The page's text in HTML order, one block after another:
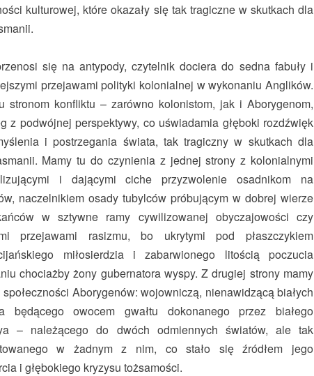
kulturowej, które okazały się tak tragiczne w skutkach dla
się na antypody, czytelnik dociera do sedna fabuły i
przejawami polityki kolonialnej w wykonaniu Anglików.
stronom konfliktu – zarówno kolonistom, jak i Aborygenom,
z podwójnej perspektywy, co uświadamia głęboki rozdźwięk
i postrzegania świata, tak tragiczny w skutkach dla
Mamy tu do czynienia z jednej strony z kolonialnymi
i dającymi ciche przyzwolenie osadnikom na
naczelnikiem osady tubylców próbującym w dobrej wierze
w sztywne ramy cywilizowanej obyczajowości czy
przejawami rasizmu, bo ukrytymi pod płaszczykiem
miłosierdzia i zabarwionego litością poczucia
chociażby żony gubernatora wyspy. Z drugiej strony mamy
Aborygenów: wojowniczą, nienawidzącą białych
owocem gwałtu dokonanego przez białego
– należącego do dwóch odmiennych światów, ale tak
w żadnym z nim, co stało się źródłem jego
i głębokiego kryzysu tożsamości.